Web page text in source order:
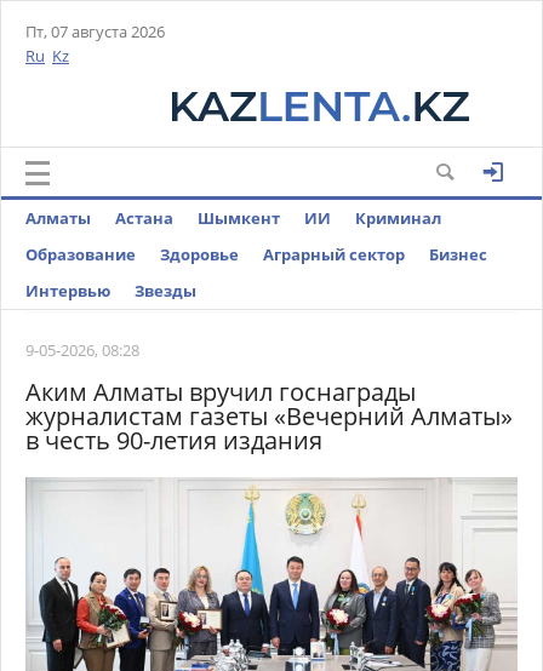
Пт, 07 августа 2026
Ru Kz
Алматы Астана Шымкент ИИ
Криминал
Образование
Здоровье Аграрный сектор
Бизнес
Интервью
Звезды
9-05-2026, 08:28
Аким Алматы вручил госнаграды
журналистам газеты «Вечерний Алматы»
в честь 90-летия издания